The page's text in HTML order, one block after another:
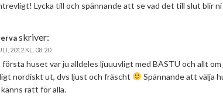
Lycka till och spännande att se vad det till slut blir
skriver:
2012 KL. 08:20
huset var ju alldeles ljuuuvligt med BASTU och allt
nordiskt ut, dvs ljust och fräscht
Spännande att välja
rätt för alla.